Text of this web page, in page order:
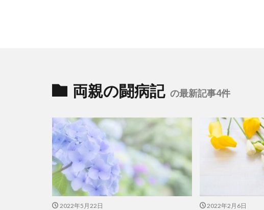
両親の闘病記 の最新記事4件
2022年5月22日 2022年2月6日